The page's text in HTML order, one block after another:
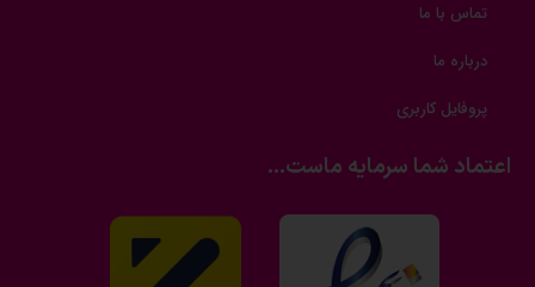
تماس با ما
درباره ما
پروفایل کاربری
اعتماد شما سرمایه ماست...